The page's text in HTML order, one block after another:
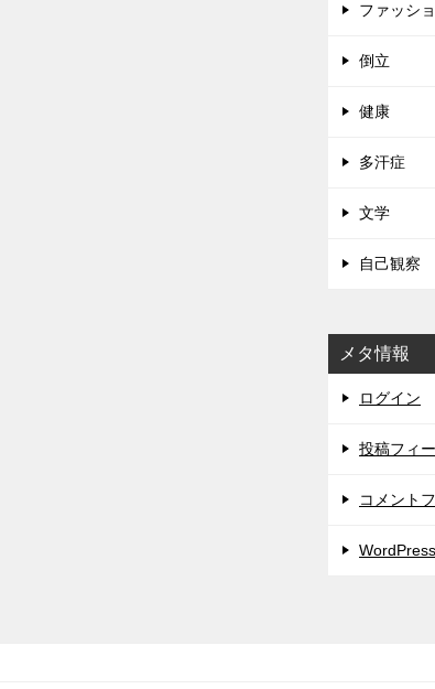
ファッシ
倒立
健康
多汗症
文学
自己観察
メタ情報
ログイン
投稿フィ
コメント